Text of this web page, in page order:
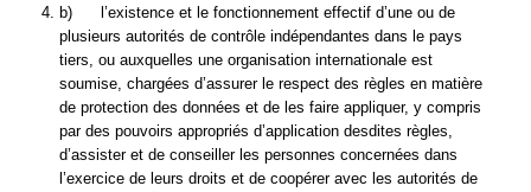
b) l’existence et le fonctionnement effectif d’une ou de
plusieurs autorités de contrôle indépendantes dans le pays
tiers, ou auxquelles une organisation internationale est
soumise, chargées d’assurer le respect des règles en matière
de protection des données et de les faire appliquer, y compris
par des pouvoirs appropriés d’application desdites règles,
d’assister et de conseiller les personnes concernées dans
l’exercice de leurs droits et de coopérer avec les autorités de